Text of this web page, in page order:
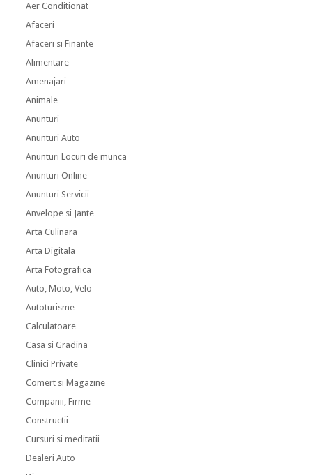
Aer Conditionat
Afaceri
Afaceri si Finante
Alimentare
Amenajari
Animale
Anunturi
Anunturi Auto
Anunturi Locuri de munca
Anunturi Online
Anunturi Servicii
Anvelope si Jante
Arta Culinara
Arta Digitala
Arta Fotografica
Auto, Moto, Velo
Autoturisme
Calculatoare
Casa si Gradina
Clinici Private
Comert si Magazine
Companii, Firme
Constructii
Cursuri si meditatii
Dealeri Auto